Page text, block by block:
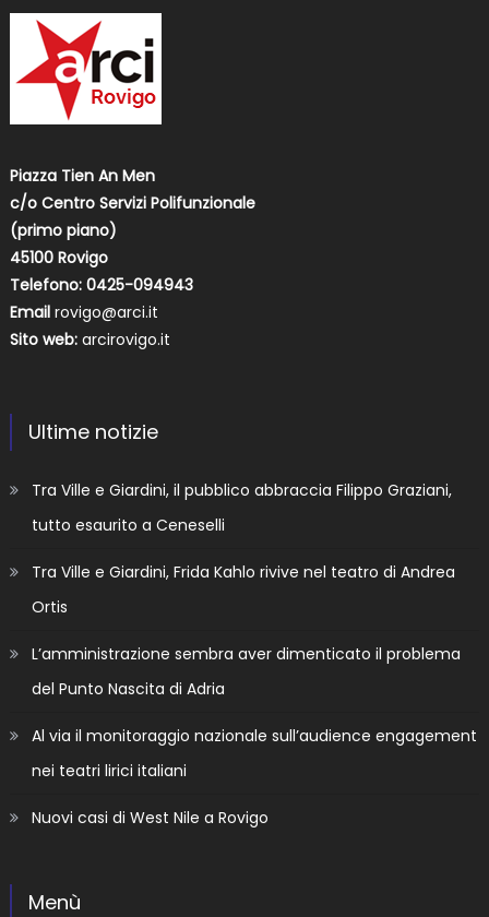
Piazza Tien An Men
c/o Centro Servizi Polifunzionale
(primo piano)
45100 Rovigo
Telefono: 0425-094943
Email rovigo@arci.it
Sito web: arcirovigo.it
Ultime notizie
Tra Ville e Giardini, il pubblico abbraccia Filippo Graziani,
tutto esaurito a Ceneselli
Tra Ville e Giardini, Frida Kahlo rivive nel teatro di Andrea
Ortis
L’amministrazione sembra aver dimenticato il problema
del Punto Nascita di Adria
Al via il monitoraggio nazionale sull’audience engagement
nei teatri lirici italiani
Nuovi casi di West Nile a Rovigo
Menù